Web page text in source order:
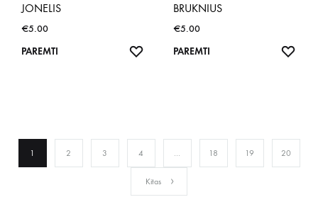
JONELIS
€5.00
PAREMTI
BRUKNIUS
€5.00
PAREMTI
1 2 3 4 … 18 19 20
Kitas